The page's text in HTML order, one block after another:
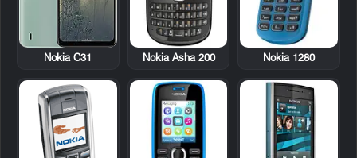
Nokia 1280
Nokia Asha 200
Nokia C31